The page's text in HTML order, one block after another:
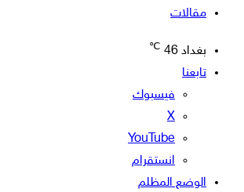
مقالات
بغداد 46
℃
تابعنا
فيسبوك
‫X
‫YouTube
انستقرام
الوضع المظلم